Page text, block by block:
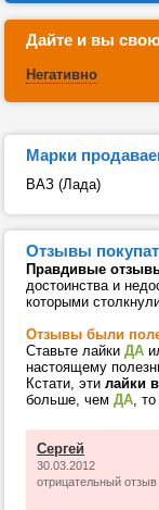
Дайте и вы
Негативно
Марки
ВАЗ (Лада)
Отзывы
Правдивые
достоинства и
которыми
Отзывы были
Ставьте лайки ДА
настоящему
Кстати, эти лайки
больше, чем ДА,
Сергей
30.03.2012
отрицательный отзыв